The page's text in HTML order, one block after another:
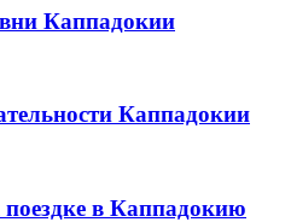
Каппадокии
Каппадокии
в Каппадокию